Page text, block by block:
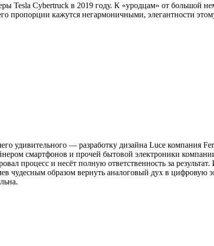
Tesla Cybertruck в 2019 году. К «уродцам» от большой
кажутся негармоничными, элегантности
удивительного — разработку дизайна Luce компания
смартфонов и прочей бытовой электроники
процесс и несёт полную ответственность за
чудесным образом вернуть аналоговый дух в цифровую